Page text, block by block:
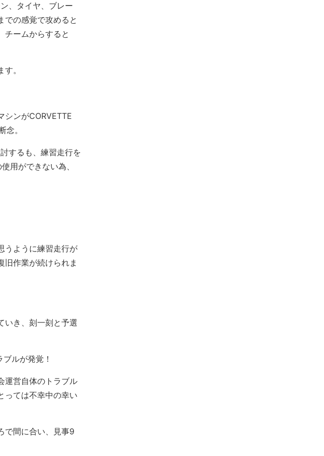
、タイヤ、ブレー
での感覚で攻めると
チームからすると
。
シンがCORVETTE
。
するも、練習走行を
用ができない為、
うように練習走行が
旧作業が続けられま
いき、刻一刻と予選
ルが発覚！
運営自体のトラブル
っては不幸中の幸い
で間に合い、見事9